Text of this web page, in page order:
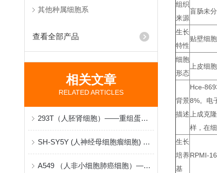
其他种属细胞系
查看全部产品
相关文章
RELATED ARTICLES
293T（人胚肾细胞）——重组蛋白与病毒包装的“分子工厂”
SH-SY5Y (人神经母细胞瘤细胞) 在神经生物学研究中的原理与应用
A549 （人非小细胞肺癌细胞）——肺腺癌机制与药物筛选的“病理模型”
组织
来源
盲肠未
生长
特性
贴壁细胞
细胞
形态
上皮细
背景
描述
Hce-
8%。电
上成克
样，在
生长
培养
基
RPMI-